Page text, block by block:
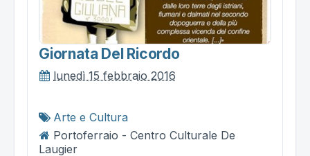
Giornata Del Ricordo
lunedì 15 febbraio 2016
Arte e Cultura
Portoferraio - Centro Culturale De
Laugier